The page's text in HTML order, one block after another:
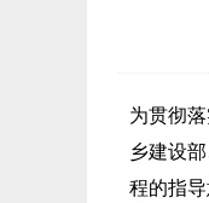
为贯彻
乡建设
程的指